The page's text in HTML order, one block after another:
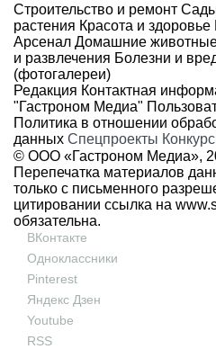
Строительство и ремонт
растения Красота и здоровье
Арсенал Домашние
и развлечения Болезни и
(фотогалереи)
Редакция Контактная
"Гастроном Медиа"
Политика в отношении
данных Спецпроекты
© ООО «Гастроном Медиа»,
Перепечатка материалов
только с письменного
цитировании ссылка на
обязательна.
ВКонтакте
Одноклассники
Pinterest
Яндекс Дзен
Youtube
RSS